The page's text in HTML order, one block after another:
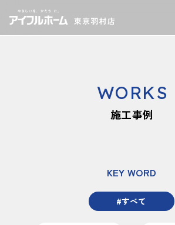
WORKS
施工事例
KEY WORD
#すべて